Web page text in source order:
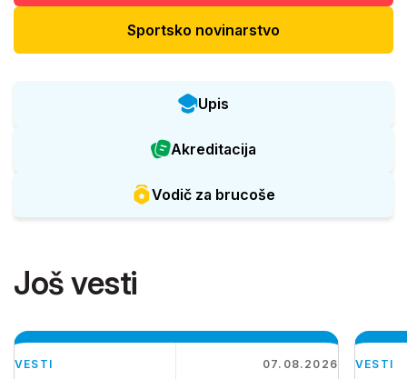
Sportsko novinarstvo
Upis
Akreditacija
Vodič za brucoše
Još vesti
VESTI 07.08.2026 VESTI